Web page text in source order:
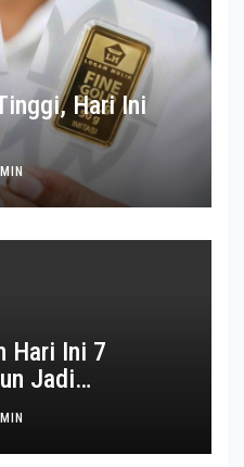
Hari Ini
Hari Ini 7
Jadi